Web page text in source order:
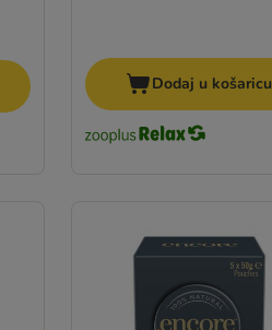
Dodaj u košaricu